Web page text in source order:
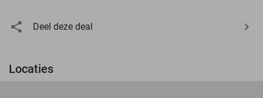
Deel deze deal
Locaties